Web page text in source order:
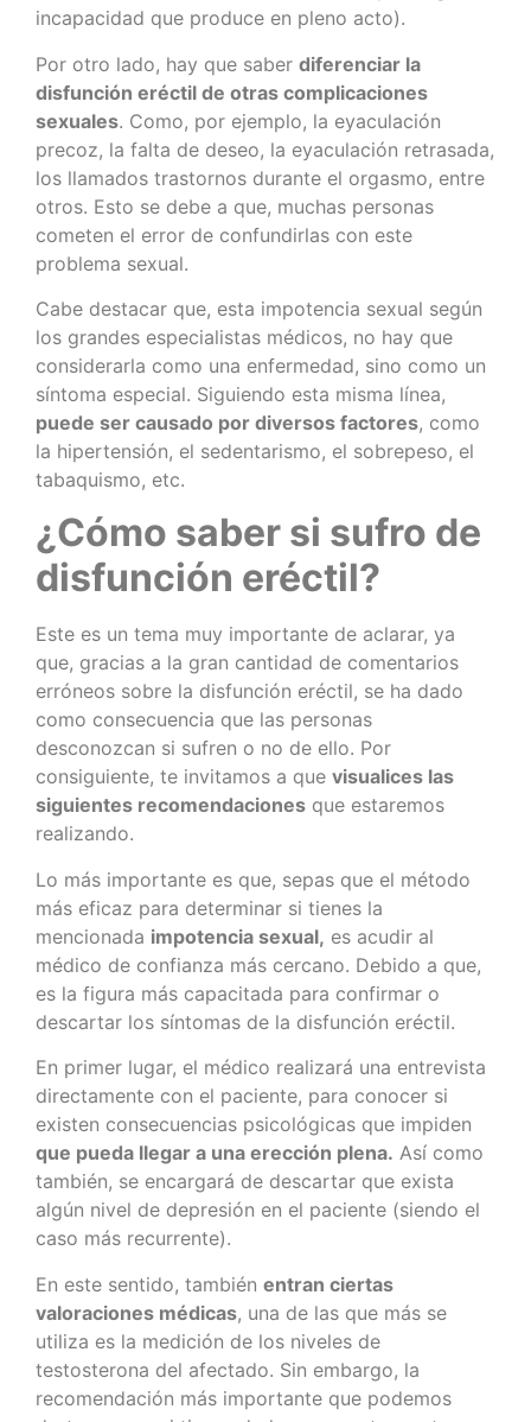
incapacidad que produce en pleno acto).
Por otro lado, hay que saber diferenciar la
disfunción eréctil de otras complicaciones
sexuales. Como, por ejemplo, la eyaculación
precoz, la falta de deseo, la eyaculación retrasada,
los llamados trastornos durante el orgasmo, entre
otros. Esto se debe a que, muchas personas
cometen el error de confundirlas con este
problema sexual.
Cabe destacar que, esta impotencia sexual según
los grandes especialistas médicos, no hay que
considerarla como una enfermedad, sino como un
síntoma especial. Siguiendo esta misma línea,
puede ser causado por diversos factores, como
la hipertensión, el sedentarismo, el sobrepeso, el
tabaquismo, etc.
¿Cómo saber si sufro de
disfunción eréctil?
Este es un tema muy importante de aclarar, ya
que, gracias a la gran cantidad de comentarios
erróneos sobre la disfunción eréctil, se ha dado
como consecuencia que las personas
desconozcan si sufren o no de ello. Por
consiguiente, te invitamos a que visualices las
siguientes recomendaciones que estaremos
realizando.
Lo más importante es que, sepas que el método
más eficaz para determinar si tienes la
mencionada impotencia sexual, es acudir al
médico de confianza más cercano. Debido a que,
es la figura más capacitada para confirmar o
descartar los síntomas de la disfunción eréctil.
En primer lugar, el médico realizará una entrevista
directamente con el paciente, para conocer si
existen consecuencias psicológicas que impiden
que pueda llegar a una erección plena. Así como
también, se encargará de descartar que exista
algún nivel de depresión en el paciente (siendo el
caso más recurrente).
En este sentido, también entran ciertas
valoraciones médicas, una de las que más se
utiliza es la medición de los niveles de
testosterona del afectado. Sin embargo, la
recomendación más importante que podemos